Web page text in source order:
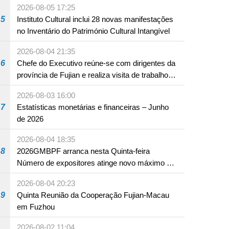
5
2026-08-05 17:25
Instituto Cultural inclui 28 novas manifestações
no Inventário do Património Cultural Intangível
6
2026-08-04 21:35
Chefe do Executivo reúne-se com dirigentes da
província de Fujian e realiza visita de trabalho
em Fuzhou
7
2026-08-03 16:00
Estatísticas monetárias e financeiras – Junho
de 2026
8
2026-08-04 18:35
2026GMBPF arranca nesta Quinta-feira
Número de expositores atinge novo máximo em
18 anos
9
2026-08-04 20:23
Quinta Reunião da Cooperação Fujian-Macau
em Fuzhou